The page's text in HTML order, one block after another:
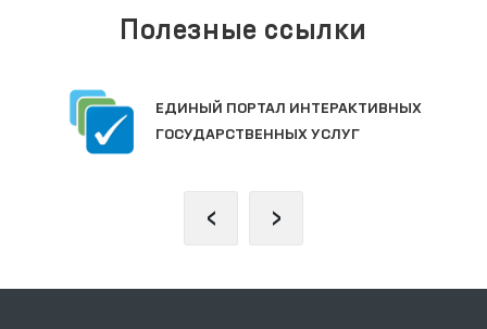
Полезные ссылки
ЕДИНЫЙ ПОРТАЛ ИНТЕРАКТИВНЫХ
ГОСУДАРСТВЕННЫХ УСЛУГ
‹ ›